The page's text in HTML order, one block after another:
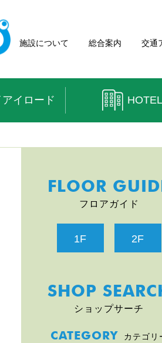
施設について 総合案内 交通
アイロード HOTEL
FLOOR
フロアガイド
1F 2F
SHOP
ショップサーチ
CATEGORY カテゴリ